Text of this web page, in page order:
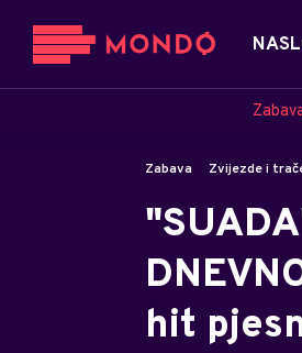
Zabava Zvijezde i
hit